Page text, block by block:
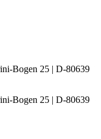
Bogen 25 | D-80639
Bogen 25 | D-80639